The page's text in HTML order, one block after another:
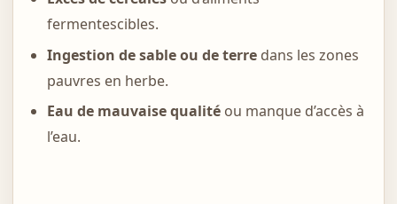
fermentescibles.
Ingestion de sable ou de terredans les zones
pauvres en herbe.
Eau de mauvaise qualitéou manque d’accès à
l’eau.